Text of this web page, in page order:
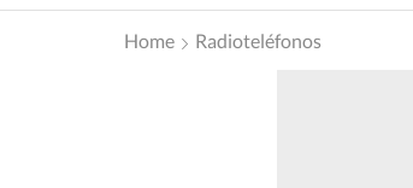
Home Radioteléfonos